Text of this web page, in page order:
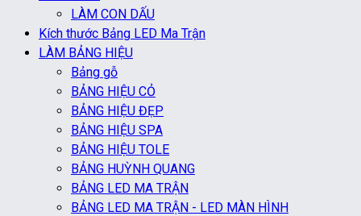
LÀM CON DẤU
Kích thước Bảng LED Ma Trận
LÀM BẢNG HIỆU
Bảng gỗ
BẢNG HIỆU CỎ
BẢNG HIỆU ĐẸP
BẢNG HIỆU SPA
BẢNG HIỆU TOLE
BẢNG HUỲNH QUANG
BẢNG LED MA TRẬN
BẢNG LED MA TRẬN - LED MÀN HÌNH